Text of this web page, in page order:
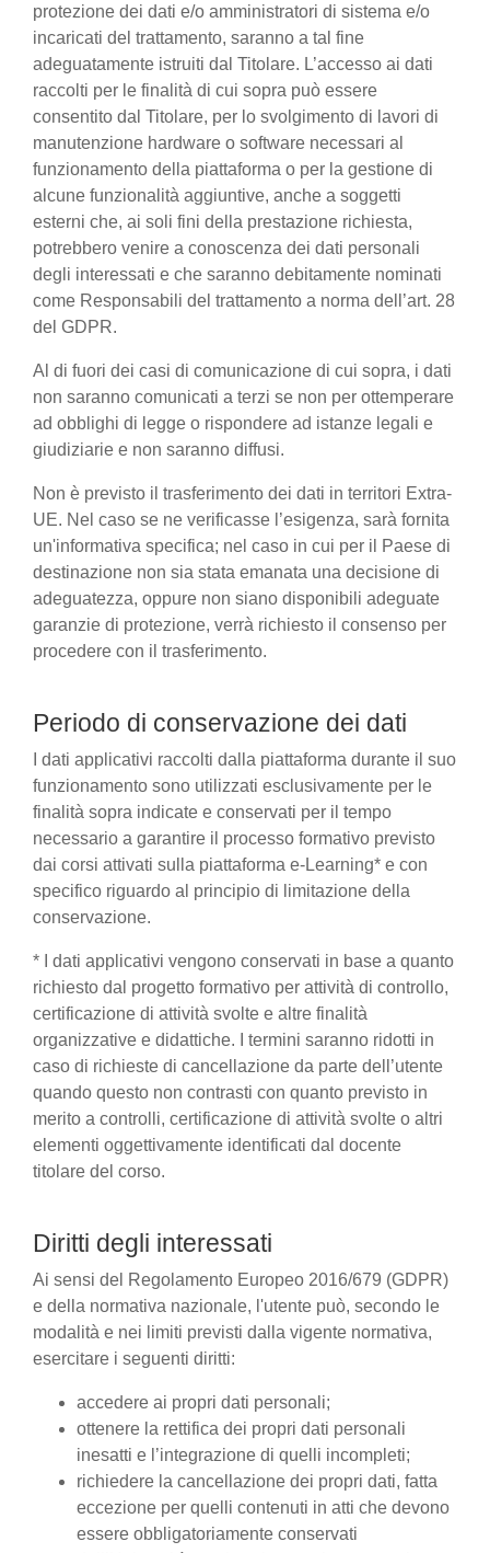
protezione dei dati e/o amministratori di sistema e/o
incaricati del trattamento, saranno a tal fine
adeguatamente istruiti dal Titolare. L’accesso ai dati
raccolti per le finalità di cui sopra può essere
consentito dal Titolare, per lo svolgimento di lavori di
manutenzione hardware o software necessari al
funzionamento della piattaforma o per la gestione di
alcune funzionalità aggiuntive, anche a soggetti
esterni che, ai soli fini della prestazione richiesta,
potrebbero venire a conoscenza dei dati personali
degli interessati e che saranno debitamente nominati
come Responsabili del trattamento a norma dell’art. 28
del GDPR.
Al di fuori dei casi di comunicazione di cui sopra, i dati
non saranno comunicati a terzi se non per ottemperare
ad obblighi di legge o rispondere ad istanze legali e
giudiziarie e non saranno diffusi.
Non è previsto il trasferimento dei dati in territori Extra-
UE. Nel caso se ne verificasse l’esigenza, sarà fornita
un'informativa specifica; nel caso in cui per il Paese di
destinazione non sia stata emanata una decisione di
adeguatezza, oppure non siano disponibili adeguate
garanzie di protezione, verrà richiesto il consenso per
procedere con il trasferimento.
Periodo di conservazione dei dati
I dati applicativi raccolti dalla piattaforma durante il suo
funzionamento sono utilizzati esclusivamente per le
finalità sopra indicate e conservati per il tempo
necessario a garantire il processo formativo previsto
dai corsi attivati sulla piattaforma e-Learning* e con
specifico riguardo al principio di limitazione della
conservazione.
* I dati applicativi vengono conservati in base a quanto
richiesto dal progetto formativo per attività di controllo,
certificazione di attività svolte e altre finalità
organizzative e didattiche. I termini saranno ridotti in
caso di richieste di cancellazione da parte dell’utente
quando questo non contrasti con quanto previsto in
merito a controlli, certificazione di attività svolte o altri
elementi oggettivamente identificati dal docente
titolare del corso.
Diritti degli interessati
Ai sensi del Regolamento Europeo 2016/679 (GDPR)
e della normativa nazionale, l'utente può, secondo le
modalità e nei limiti previsti dalla vigente normativa,
esercitare i seguenti diritti:
accedere ai propri dati personali;
ottenere la rettifica dei propri dati personali
inesatti e l’integrazione di quelli incompleti;
richiedere la cancellazione dei propri dati, fatta
eccezione per quelli contenuti in atti che devono
essere obbligatoriamente conservati